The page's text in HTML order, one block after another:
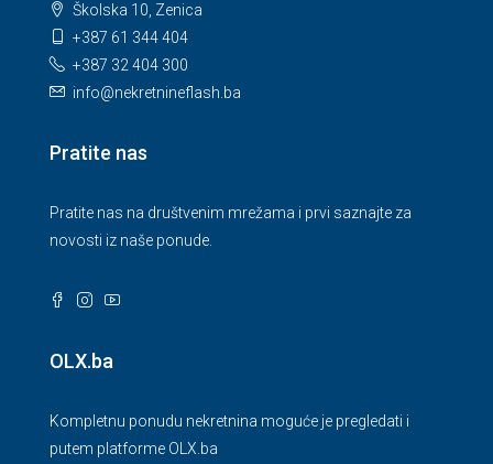
Školska 10, Zenica
+387 61 344 404
+387 32 404 300
info@nekretnineflash.ba
Pratite nas
Pratite nas na društvenim mrežama i prvi saznajte za
novosti iz naše ponude.
OLX.ba
Kompletnu ponudu nekretnina moguće je pregledati i
putem platforme OLX.ba